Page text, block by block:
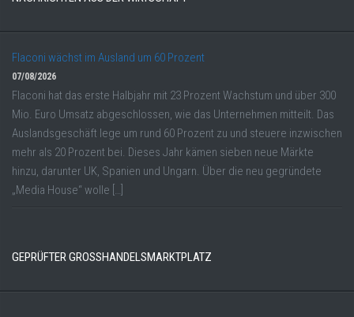
Flaconi wächst im Ausland um 60 Prozent
07/08/2026
Flaconi hat das erste Halbjahr mit 23 Prozent Wachstum und über 300
Mio. Euro Umsatz abgeschlossen, wie das Unternehmen mitteilt. Das
Auslandsgeschäft lege um rund 60 Prozent zu und steuere inzwischen
mehr als 20 Prozent bei. Dieses Jahr kämen sieben neue Märkte
hinzu, darunter UK, Spanien und Ungarn. Über die neu gegründete
„Media House“ wolle […]
GEPRÜFTER GROSSHANDELSMARKTPLATZ